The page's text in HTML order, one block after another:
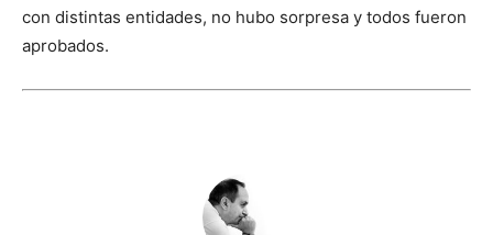
con distintas entidades, no hubo sorpresa y todos fueron
aprobados.